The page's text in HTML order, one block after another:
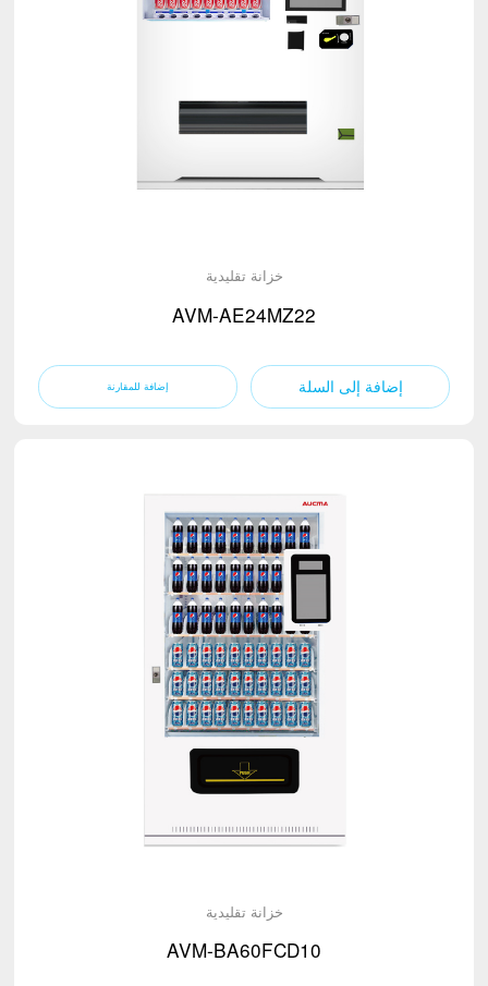
خزانة تقليدية
AVM-AE24MZ22
إضافة إلى السلة
خزانة تقليدية
AVM-BA60FCD10